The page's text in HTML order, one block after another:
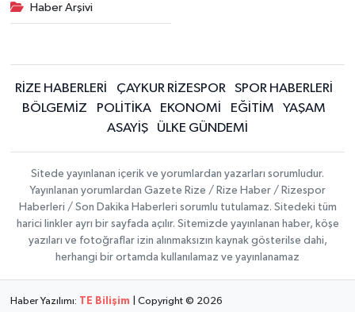
Haber Arşivi
RİZE HABERLERİ ÇAYKUR RİZESPOR
SPOR HABERLERİ
BÖLGEMİZ
POLİTİKA EKONOMİ EĞİTİM
YAŞAM
ASAYİŞ
ÜLKE GÜNDEMİ
Sitede yayınlanan içerik ve yorumlardan yazarları sorumludur.
Yayınlanan yorumlardan Gazete Rize / Rize Haber / Rizespor
Haberleri / Son Dakika Haberleri sorumlu tutulamaz. Sitedeki tüm
harici linkler ayrı bir sayfada açılır. Sitemizde yayınlanan haber, köşe
yazıları ve fotoğraflar izin alınmaksızın kaynak gösterilse dahi,
herhangi bir ortamda kullanılamaz ve yayınlanamaz
Haber Yazılımı: TE Bilişim | Copyright © 2026